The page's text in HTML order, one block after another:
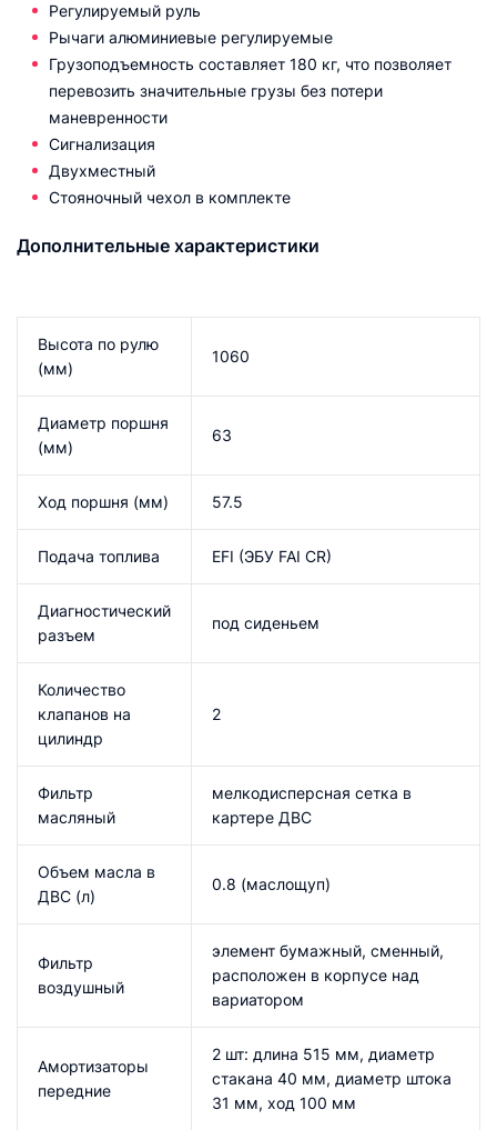
Регулируемый руль
Рычаги алюминиевые регулируемые
Грузоподъемность составляет 180 кг, что позволяет
перевозить значительные грузы без потери
маневренности
Сигнализация
Двухместный
Стояночный чехол в комплекте
Дополнительные характеристики
Высота по рулю
(мм)
1060
Диаметр поршня
(мм)
63
Ход поршня (мм) 57.5
Подача топлива EFI (ЭБУ FAI CR)
Диагностический
разъем
под сиденьем
Количество
клапанов на
цилиндр
2
Фильтр
масляный
мелкодисперсная сетка в
картере ДВС
Объем масла в
ДВС (л)
0.8 (маслощуп)
Фильтр
воздушный
элемент бумажный, сменный,
расположен в корпусе над
вариатором
Амортизаторы
передние
2 шт: длина 515 мм, диаметр
стакана 40 мм, диаметр штока
31 мм, ход 100 мм